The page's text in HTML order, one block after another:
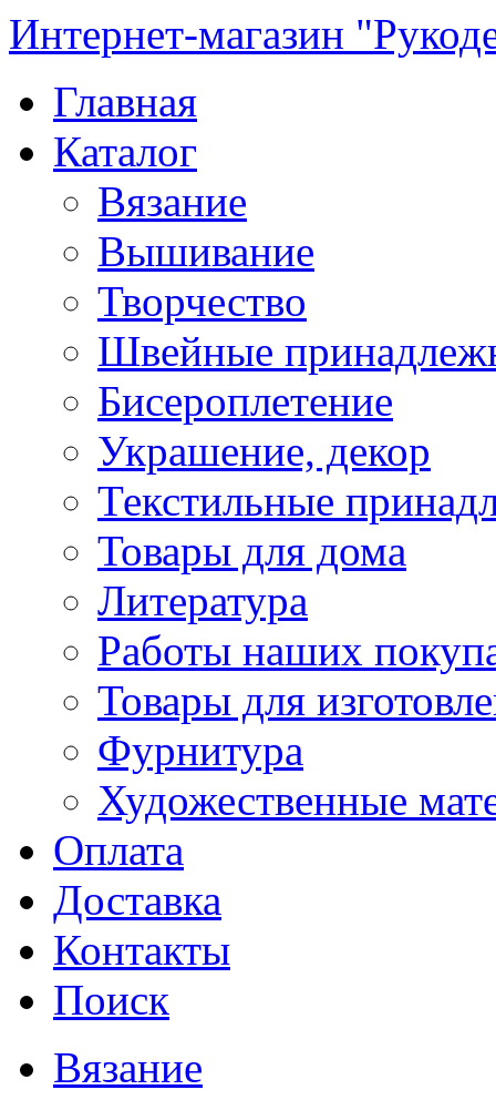
Интернет-магазин
Главная
Каталог
Вязание
Вышивание
Творчество
Швейные
Бисероплетение
Украшение, декор
Текстильные
Товары для дома
Литература
Работы наших
Товары для
Фурнитура
Художественные
Оплата
Доставка
Контакты
Поиск
Вязание